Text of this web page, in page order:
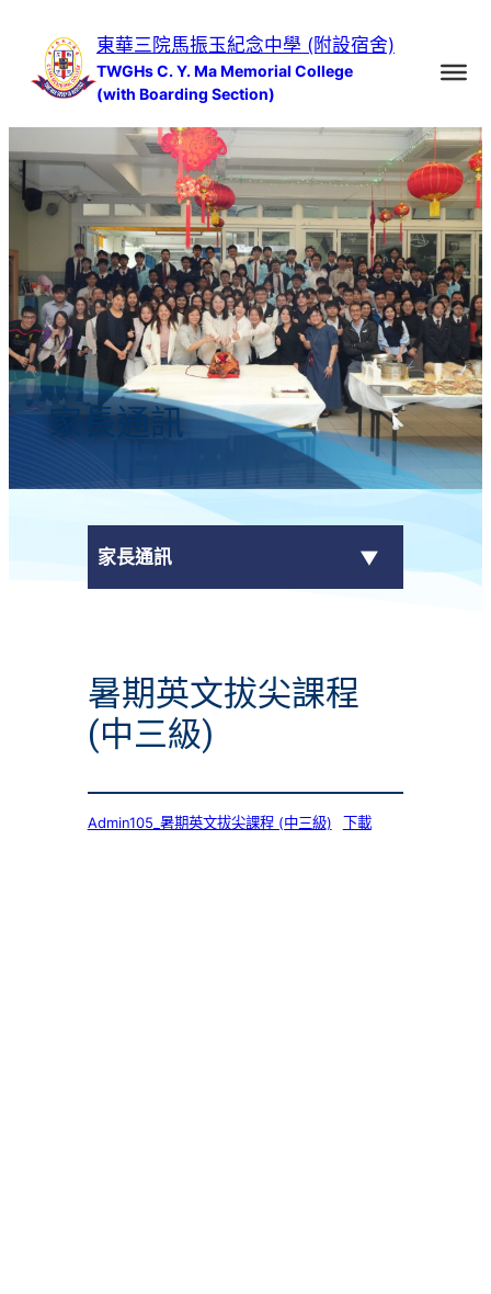
容
東華三院馬振玉紀念中學 (附設宿舍)
TWGHs C. Y. Ma Memorial College
(with Boarding Section)
家長通訊
家長通訊
學校通告
暑期英文拔尖課程
(中三級)
Admin105_暑期英文拔尖課程 (中三級) 下載